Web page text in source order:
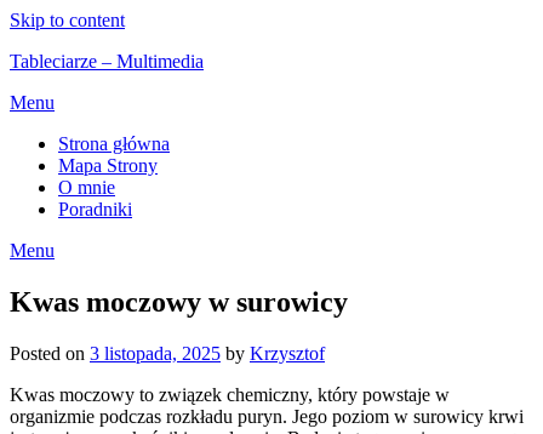
Skip to content
Tableciarze – Multimedia
Menu
Strona główna
Mapa Strony
O mnie
Poradniki
Menu
Kwas moczowy w surowicy
Posted on 3 listopada, 2025 by Krzysztof
Kwas moczowy to związek chemiczny, który powstaje w
organizmie podczas rozkładu puryn. Jego poziom w surowicy krwi